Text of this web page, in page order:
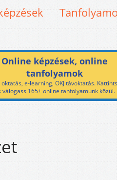
Online képzések, online
tanfolyamok
e-learning, OKJ távoktatás.
válogass 165+ online tanfolyamunk közül.